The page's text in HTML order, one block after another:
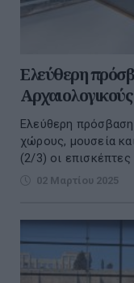
Ελεύθερη
Ελεύθερη πρόσβαση
χώρους, μουσεία
(2/3) οι
02 Μαρτίου 2025